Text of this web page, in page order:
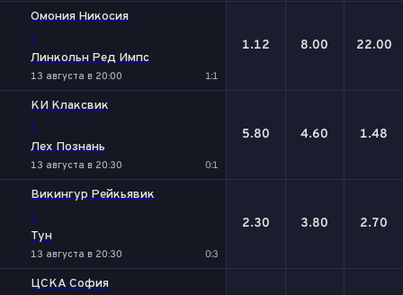
Омония Никосия
-
Линкольн Ред Импс
13 августа в 20:00 1:1
1.12 8.00 22.00
КИ Клаксвик
-
Лех Познань
13 августа в 20:30 0:1
5.80 4.60 1.48
Викингур Рейкьявик
-
Тун
13 августа в 20:30 0:3
2.30 3.80 2.70
ЦСКА София